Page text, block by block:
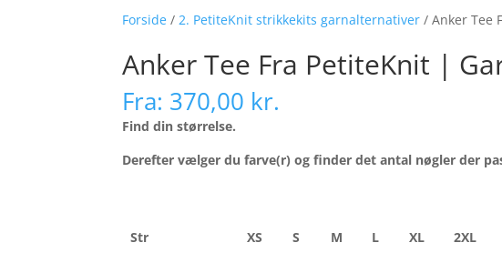
Forside /2. PetiteKnit strikkekits garnalternativer / Anker Tee
Anker Tee Fra PetiteKnit |
Fra: 370,00 kr.
Find din størrelse.
Derefter vælger du farve(r) og finder det antal nøgler der
Str XS S M L XL 2XL